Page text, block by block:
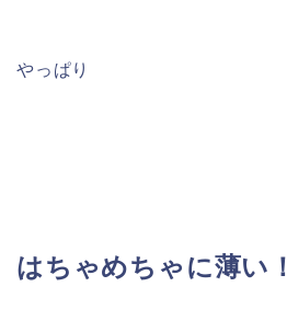
やっぱり
はちゃめちゃに薄い！